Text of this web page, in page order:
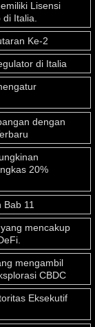
Lisensi
Italia.
Ke-2
di Italia
dengan
20%
11
mencakup
mengambil
CBDC
Eksekutif